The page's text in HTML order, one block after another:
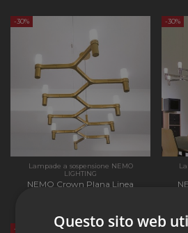
-30%
Lampade a sospensione NEMO
LIGHTING
NEMO Crown Plana Linea
-30%
-30% -30%
Questo sito web